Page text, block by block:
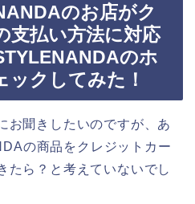
のお店がク
支払い方法に対応
のホ
ックしてみた！
お聞きしたいのですが、あ
の商品をクレジットカー
たら？と考えていないでし